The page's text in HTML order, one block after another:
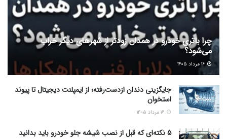
چرا باتری خودرو در همدان زودتر از شهرهای دیگر خراب
می‌شود؟
جایگزینی دندان ازدست‌رفته؛ از ایمپلنت دیجیتال تا پیوند
استخوان
5 نکته‌ای که قبل از نصب شیشه جلو خودرو باید بدانید